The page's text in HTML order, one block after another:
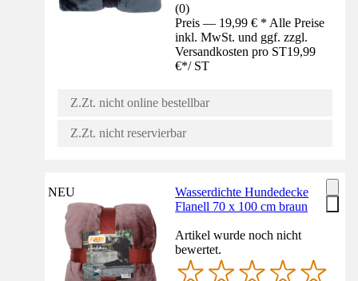
(0)
Preis — 19,99 € * Alle Preise
inkl. MwSt. und ggf. zzgl.
Versandkosten pro ST19,99
€*/ ST
Z.Zt. nicht online bestellbar
Z.Zt. nicht reservierbar
NEU
Wasserdichte Hundedecke
Flanell 70 x 100 cm braun
Artikel wurde noch nicht
bewertet.